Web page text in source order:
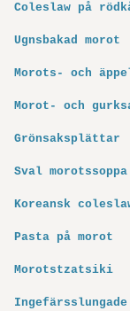
Coleslaw på
Ugnsbakad morot
Morots- och
Morot- och
Grönsaksplättar
Sval
Koreansk
Pasta på morot
Morotstzatsiki